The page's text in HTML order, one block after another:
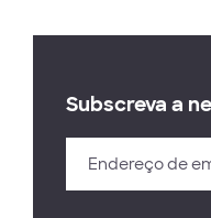
Subscreva a